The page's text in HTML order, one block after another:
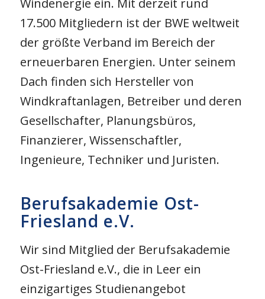
Windenergie ein. Mit derzeit rund
17.500 Mitgliedern ist der BWE weltweit
der größte Verband im Bereich der
erneuerbaren Energien. Unter seinem
Dach finden sich Hersteller von
Windkraftanlagen, Betreiber und deren
Gesellschafter, Planungsbüros,
Finanzierer, Wissenschaftler,
Ingenieure, Techniker und Juristen.
Berufsakademie Ost-
Friesland e.V.
Wir sind Mitglied der Berufsakademie
Ost-Friesland e.V., die in Leer ein
einzigartiges Studienangebot